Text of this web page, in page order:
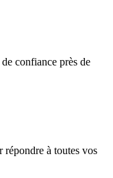
confiance près de
répondre à toutes vos